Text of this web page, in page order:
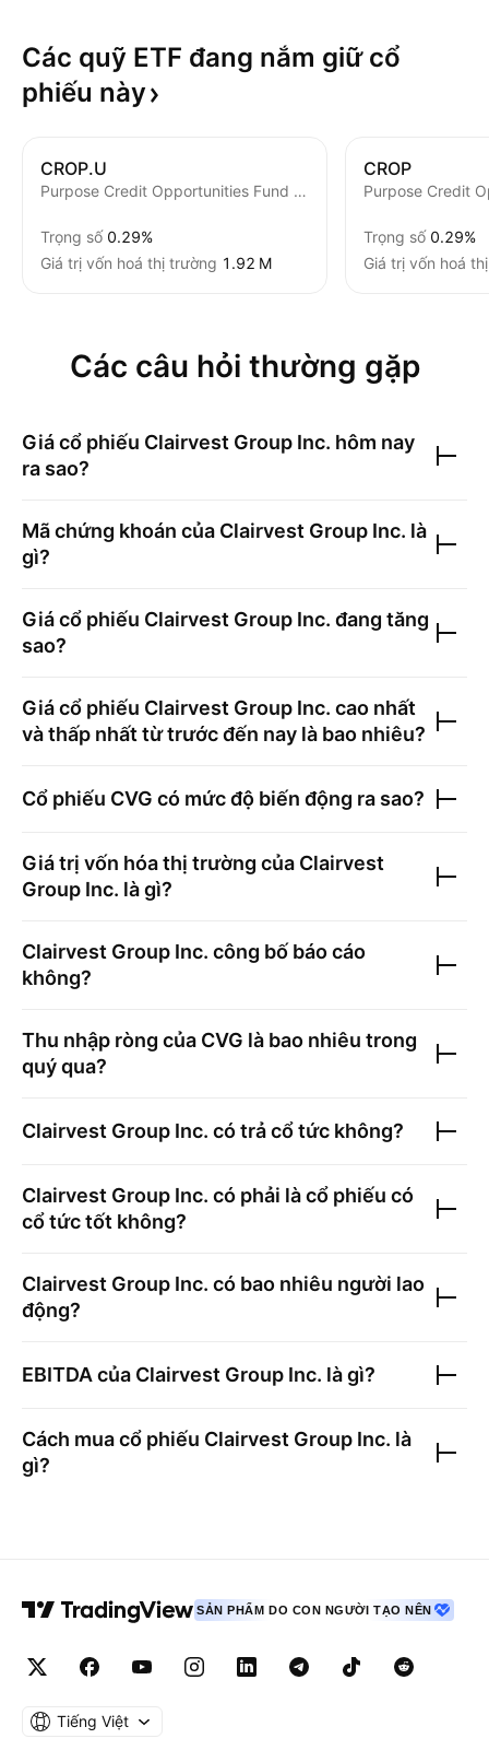
Các quỹ ETF đang nắm giữ cổ
phiếu này
CROP.U
Purpose Credit Opportunities Fund ETF Trust Units -Hedged-
Trọng số 0.29%
Giá trị vốn hoá thị trường ‪1.92 M‬
CROP
Trọng số 0.29%
Giá trị vốn hoá
Các câu hỏi thường gặp
Giá cổ phiếu Clairvest Group Inc. hôm nay
ra sao?
Mã chứng khoán của Clairvest Group Inc. là
gì?
Giá cổ phiếu Clairvest Group Inc. đang tăng
sao?
Giá cổ phiếu Clairvest Group Inc. cao nhất
và thấp nhất từ trước đến nay là bao nhiêu?
Cổ phiếu CVG có mức độ biến động ra sao?
Giá trị vốn hóa thị trường của Clairvest
Group Inc. là gì?
Clairvest Group Inc. công bố báo cáo
không?
Thu nhập ròng của CVG là bao nhiêu trong
quý qua?
Clairvest Group Inc. có trả cổ tức không?
Clairvest Group Inc. có phải là cổ phiếu có
cổ tức tốt không?
Clairvest Group Inc. có bao nhiêu người lao
động?
EBITDA của Clairvest Group Inc. là gì?
Cách mua cổ phiếu Clairvest Group Inc. là
gì?
SẢN PHẨM DO CON NGƯỜI TẠO NÊN
Tiếng Việt